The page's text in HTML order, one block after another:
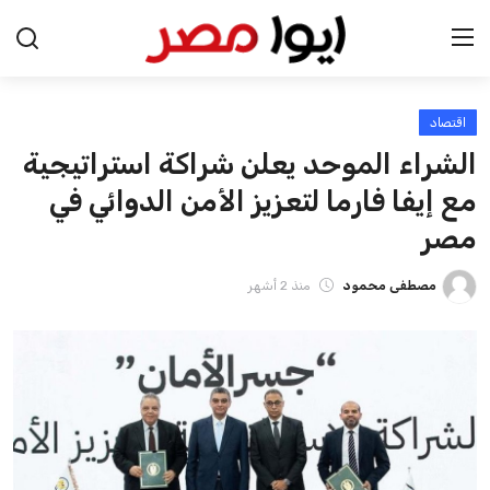
الرئيسية
اخبار مصر
عرب وعالم
اقتصاد
فن وثقافة
اقتصاد
الشراء الموحد يعلن شراكة استراتيجية
مع إيفا فارما لتعزيز الأمن الدوائي في
مصر
مصطفى محمود منذ 2 أشهر